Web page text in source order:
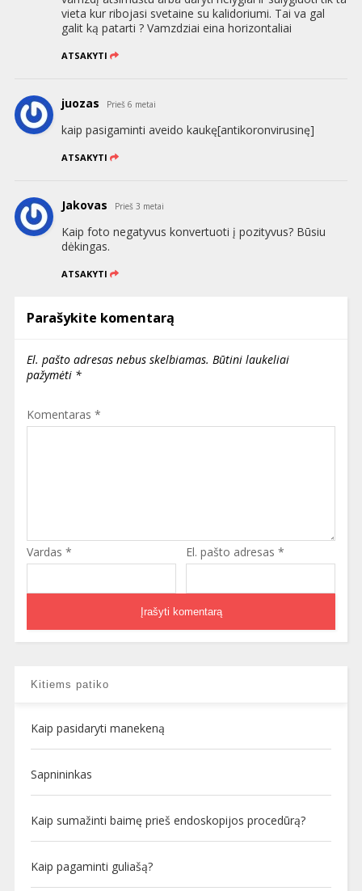
vieta kur ribojasi svetaine su kalidoriumi. Tai va gal
galit ką patarti ? Vamzdziai eina horizontaliai
ATSAKYTI
juozas Prieš 6 metai
kaip pasigaminti aveido kaukę[antikoronvirusinę]
ATSAKYTI
Jakovas Prieš 3 metai
Kaip foto negatyvus konvertuoti į pozityvus? Būsiu
dėkingas.
ATSAKYTI
Parašykite komentarą
El. pašto adresas nebus skelbiamas. Būtini laukeliai
pažymėti *
Komentaras *
Vardas * El. pašto adresas *
Kitiems patiko
Kaip pasidaryti manekeną
Sapnininkas
Kaip sumažinti baimę prieš endoskopijos procedūrą?
Kaip pagaminti guliašą?